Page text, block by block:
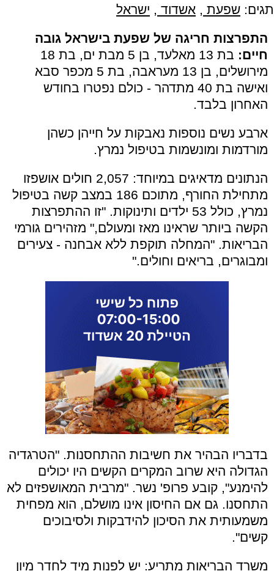
תגים: שפעת , אשדוד , ישראל
התפרצות חריגה של שפעת בישראל גובה
חיים:
בת 13 מאלעד, בן 5 מבת ים, בת 18
מירושלים, בן 13 מעראבה, בת 5 מכפר סבא
ואישה בת 40 מתדהר - כולם נפטרו בחודש
האחרון בלבד.
ארבע נשים נוספות נאבקות על חייהן כשהן
מורדמות ומונשמות בטיפול נמרץ.
הנתונים מדאיגים במיוחד: 2,057 חולים אושפזו
מתחילת החורף, מתוכם 186 במצב קשה בטיפול
נמרץ, כולל 53 ילדים ותינוקות. "זו ההתפרצות
הקשה ביותר שראינו מאז ומעולם," מזהירים גורמי
הבריאות. "המחלה תוקפת ללא אבחנה - צעירים
ומבוגרים, בריאים וחולים."
בדבריו הבהיר את חשיבות ההתחסנות. "הטרגדיה
הגדולה היא שרוב המקרים הקשים היו יכולים
להימנע", קובע פרופ' נשר. "מרבית המאושפזים לא
התחסנו. גם אם החיסון אינו מושלם, הוא מפחית
משמעותית את הסיכון להידבקות ולסיבוכים
קשים".
משרד הבריאות מתריע: יש לפנות מיד לחדר מיון